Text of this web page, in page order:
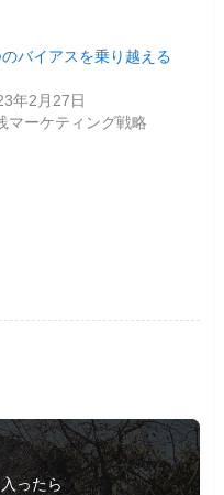
バイアスを乗り越える
年2月27日
マーケティング戦略
ったら